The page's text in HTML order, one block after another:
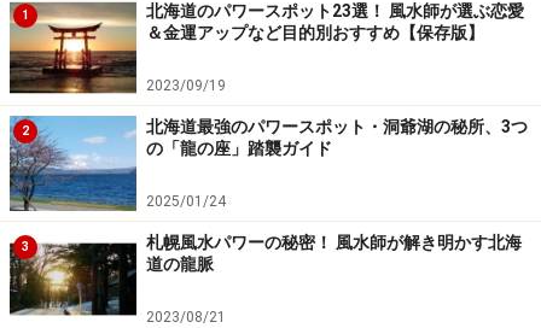
1
北海道のパワースポット23選！ 風水師が選ぶ恋愛
＆金運アップなど目的別おすすめ【保存版】
2023/09/19
2
北海道最強のパワースポット・洞爺湖の秘所、3つ
の「龍の座」踏襲ガイド
2025/01/24
3
札幌風水パワーの秘密！ 風水師が解き明かす北海
道の龍脈
2023/08/21